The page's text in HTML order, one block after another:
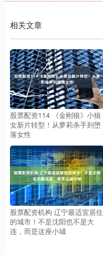
相关文章
股票配资114 《金刚狼》小狼
女新片转型！从萝莉杀手到堕
落女性
股票配资机构 辽宁最适宜居住
的城市！不是沈阳也不是大
连，而是这座小城